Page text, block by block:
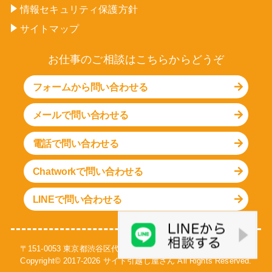
情報セキュリティ保護方針
サイトマップ
お仕事のご相談はこちらからどうぞ
フォームから問い合わせる
メールで問い合わせる
電話で問い合わせる
Chatworkで問い合わせる
LINEで問い合わせる
〒151-0053 東京都渋谷区代々木1-30-15 天翔代々木ビル S-301号
Copyright© 2017-2026 サイト引越し屋さんAll Rights Reserved.